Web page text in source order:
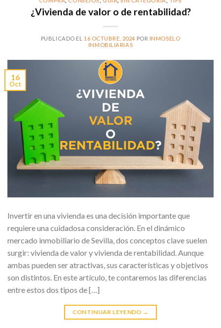
¿Vivienda de valor o de rentabilidad?
PUBLICADO EL 16 OCTUBRE, 2024 POR INMOSELO
INMOBILIARIAS
16
Oct
Invertir en una vivienda es una decisión importante que
requiere una cuidadosa consideración. En el dinámico
mercado inmobiliario de Sevilla, dos conceptos clave suelen
surgir: vivienda de valor y vivienda de rentabilidad. Aunque
ambas pueden ser atractivas, sus características y objetivos
son distintos. En este artículo, te contaremos las diferencias
entre estos dos tipos de […]
CONTINUAR LEYENDO →